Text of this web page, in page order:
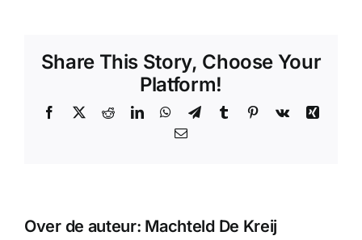
Share This Story, Choose Your
Platform!
Facebook
X RedditLinkedInWhatsApp
TelegramTumblr Pinterest
Vk
Xing
E-
Over de auteur: Machteld De Kreij